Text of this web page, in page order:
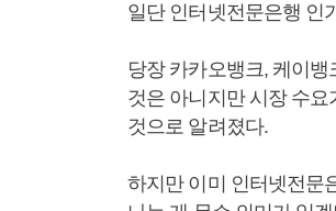
일단 인터넷전문은행 인
당장 카카오뱅크, 케이
것은 아니지만 시장 수
것으로 알려졌다.
하지만 이미 인터넷전문